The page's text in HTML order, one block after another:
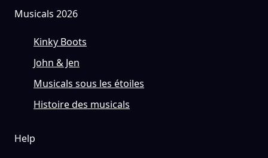
Musicals 2026
Kinky Boots
John & Jen
Musicals sous les étoiles
Histoire des musicals
Help